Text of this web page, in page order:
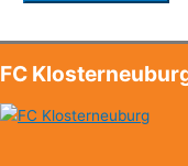
FC